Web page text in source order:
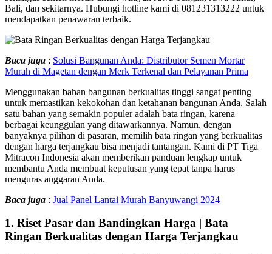
Bali, dan sekitarnya. Hubungi hotline kami di 081231313222 untuk
mendapatkan penawaran terbaik.
Baca juga : Solusi Bangunan Anda: Distributor Semen Mortar
Murah di Magetan dengan Merk Terkenal dan Pelayanan Prima
Menggunakan bahan bangunan berkualitas tinggi sangat penting
untuk memastikan kekokohan dan ketahanan bangunan Anda. Salah
satu bahan yang semakin populer adalah bata ringan, karena
berbagai keunggulan yang ditawarkannya. Namun, dengan
banyaknya pilihan di pasaran, memilih bata ringan yang berkualitas
dengan harga terjangkau bisa menjadi tantangan. Kami di PT Tiga
Mitracon Indonesia akan memberikan panduan lengkap untuk
membantu Anda membuat keputusan yang tepat tanpa harus
menguras anggaran Anda.
Baca juga : Jual Panel Lantai Murah Banyuwangi 2024
1. Riset Pasar dan Bandingkan Harga | Bata
Ringan Berkualitas dengan Harga Terjangkau